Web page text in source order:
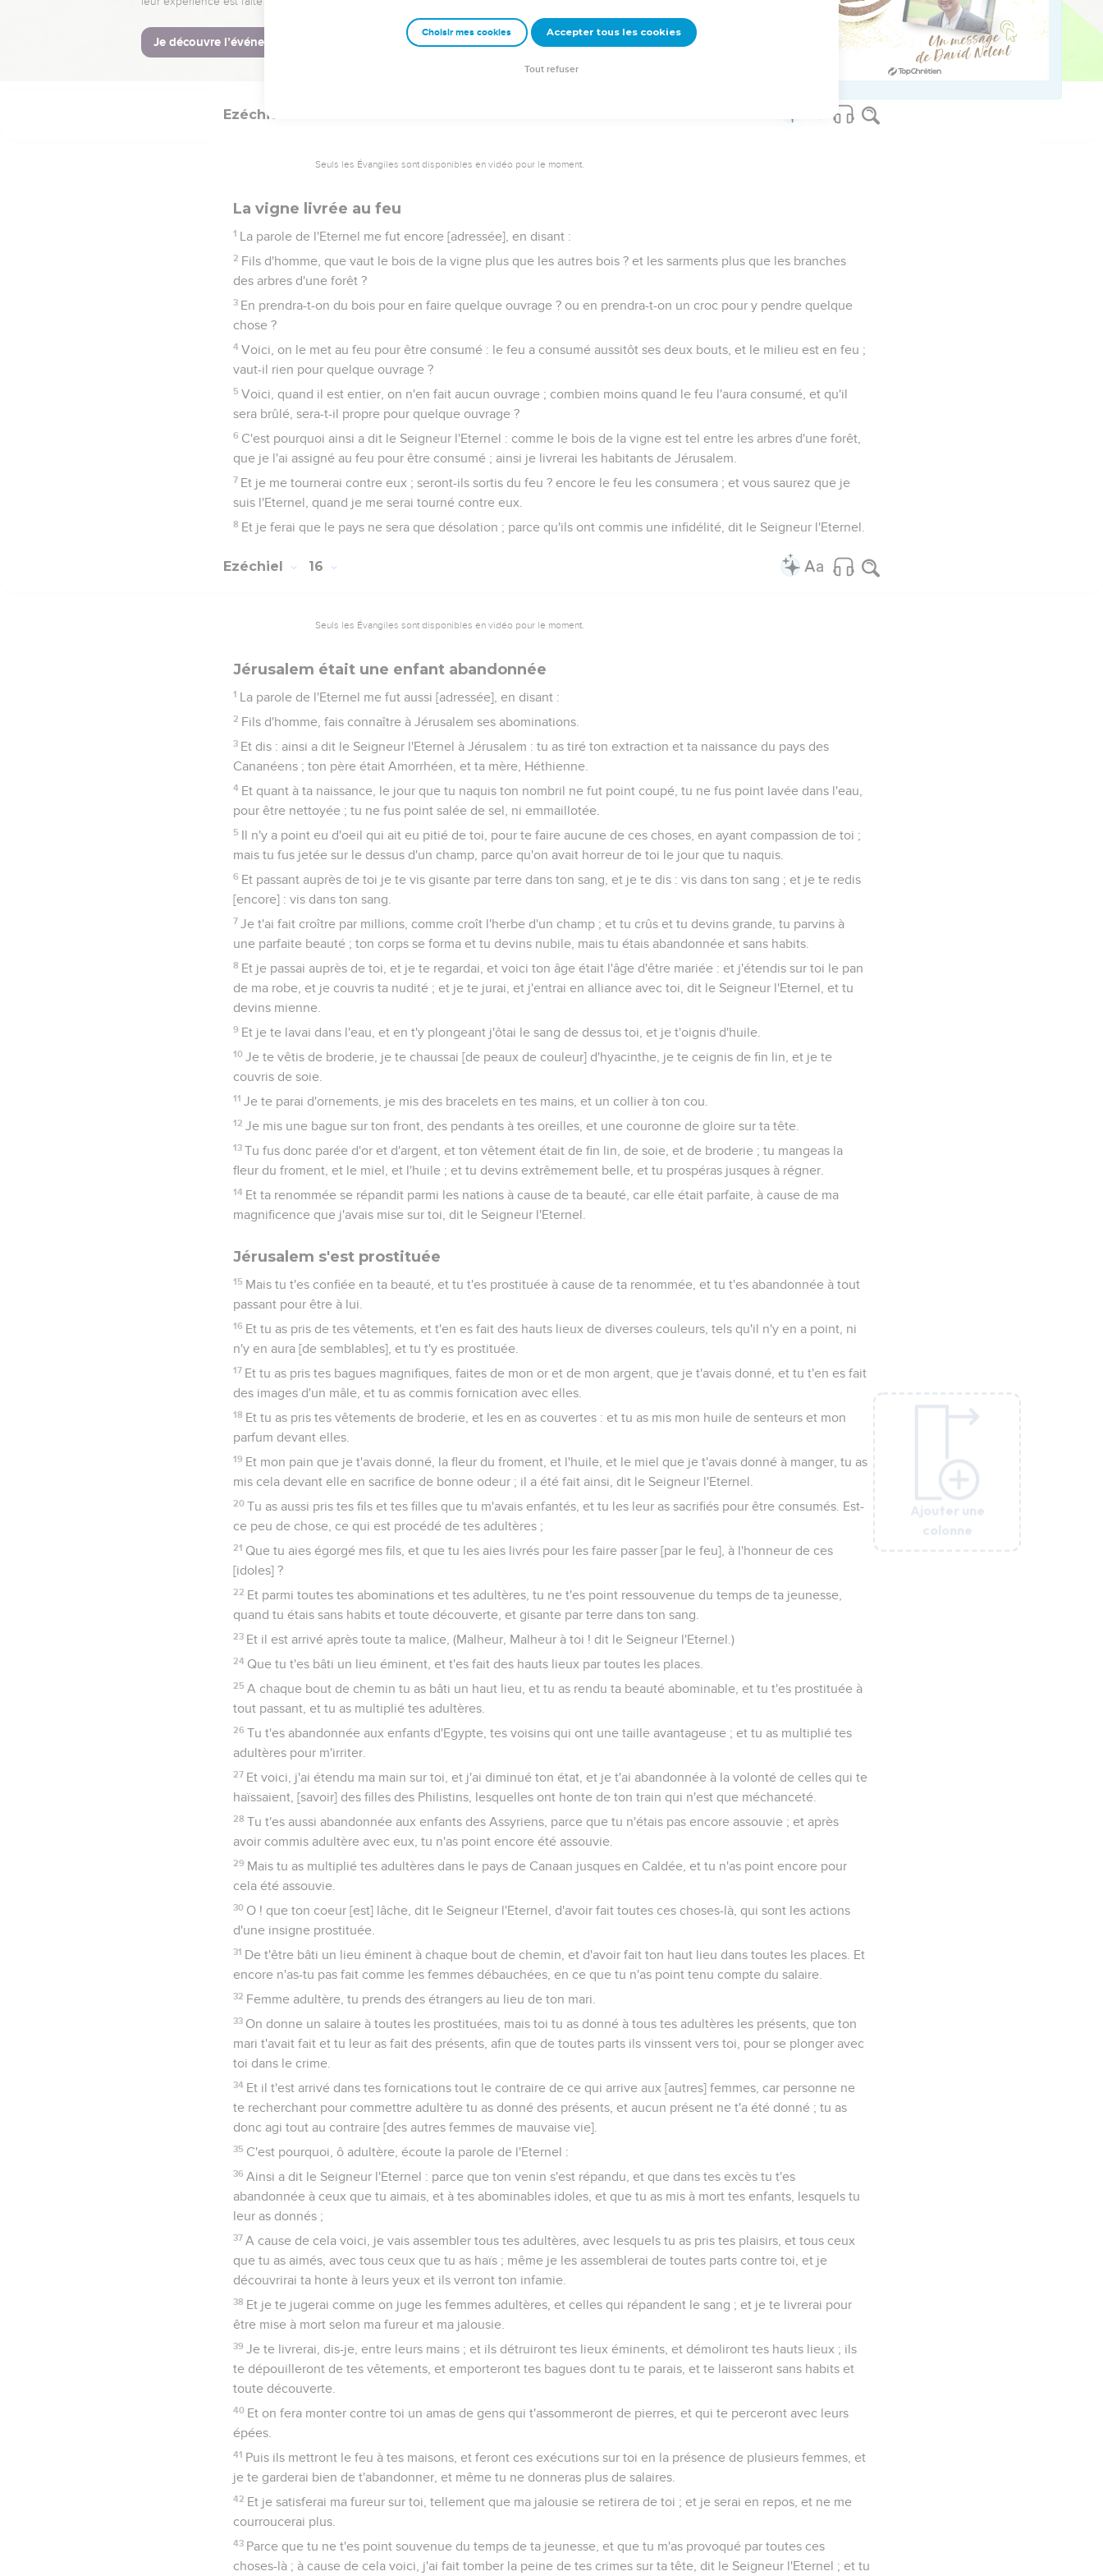
du mal que j'aurai fait venir contre Jérusalem, et de tout ce que j'aurai fait venir sur elle.
23 Vous en serez, dis-je, satisfaits, lorsque vous aurez vu leur train [de vie], et leurs actions ; et vous connaîtrez
que je n'aurai point exécuté sans cause tout ce que j'aurai fait en elle, dit le Seigneur l'Eternel.
Ajouter une
colonne
Ezéchiel
Seuls les Évangiles sont disponibles en vidéo pour le moment.
La vigne livrée au feu
1 La parole de l'Eternel me fut encore [adressée], en disant :
2 Fils d'homme, que vaut le bois de la vigne plus que les autres bois ? et les sarments plus que les branches
des arbres d'une forêt ?
3 En prendra-t-on du bois pour en faire quelque ouvrage ? ou en prendra-t-on un croc pour y pendre quelque
chose ?
4 Voici, on le met au feu pour être consumé : le feu a consumé aussitôt ses deux bouts, et le milieu est en feu ;
vaut-il rien pour quelque ouvrage ?
5 Voici, quand il est entier, on n'en fait aucun ouvrage ; combien moins quand le feu l'aura consumé, et qu'il
sera brûlé, sera-t-il propre pour quelque ouvrage ?
6 C'est pourquoi ainsi a dit le Seigneur l'Eternel : comme le bois de la vigne est tel entre les arbres d'une forêt,
que je l'ai assigné au feu pour être consumé ; ainsi je livrerai les habitants de Jérusalem.
7 Et je me tournerai contre eux ; seront-ils sortis du feu ? encore le feu les consumera ; et vous saurez que je
suis l'Eternel, quand je me serai tourné contre eux.
8 Et je ferai que le pays ne sera que désolation ; parce qu'ils ont commis une infidélité, dit le Seigneur l'Eternel.
Ajouter une
colonne
Ezéchiel 16
Seuls les Évangiles sont disponibles en vidéo pour le moment.
Jérusalem était une enfant abandonnée
1 La parole de l'Eternel me fut aussi [adressée], en disant :
2 Fils d'homme, fais connaître à Jérusalem ses abominations.
3 Et dis : ainsi a dit le Seigneur l'Eternel à Jérusalem : tu as tiré ton extraction et ta naissance du pays des
Cananéens ; ton père était Amorrhéen, et ta mère, Héthienne.
4 Et quant à ta naissance, le jour que tu naquis ton nombril ne fut point coupé, tu ne fus point lavée dans l'eau,
pour être nettoyée ; tu ne fus point salée de sel, ni emmaillotée.
5 Il n'y a point eu d'oeil qui ait eu pitié de toi, pour te faire aucune de ces choses, en ayant compassion de toi ;
mais tu fus jetée sur le dessus d'un champ, parce qu'on avait horreur de toi le jour que tu naquis.
6 Et passant auprès de toi je te vis gisante par terre dans ton sang, et je te dis : vis dans ton sang ; et je te redis
[encore] : vis dans ton sang.
7 Je t'ai fait croître par millions, comme croît l'herbe d'un champ ; et tu crûs et tu devins grande, tu parvins à
une parfaite beauté ; ton corps se forma et tu devins nubile, mais tu étais abandonnée et sans habits.
8 Et je passai auprès de toi, et je te regardai, et voici ton âge était l'âge d'être mariée : et j'étendis sur toi le pan
de ma robe, et je couvris ta nudité ; et je te jurai, et j'entrai en alliance avec toi, dit le Seigneur l'Eternel, et tu
devins mienne.
9 Et je te lavai dans l'eau, et en t'y plongeant j'ôtai le sang de dessus toi, et je t'oignis d'huile.
10 Je te vêtis de broderie, je te chaussai [de peaux de couleur] d'hyacinthe, je te ceignis de fin lin, et je te
couvris de soie.
11 Je te parai d'ornements, je mis des bracelets en tes mains, et un collier à ton cou.
12 Je mis une bague sur ton front, des pendants à tes oreilles, et une couronne de gloire sur ta tête.
13 Tu fus donc parée d'or et d'argent, et ton vêtement était de fin lin, de soie, et de broderie ; tu mangeas la
fleur du froment, et le miel, et l'huile ; et tu devins extrêmement belle, et tu prospéras jusques à régner.
14 Et ta renommée se répandit parmi les nations à cause de ta beauté, car elle était parfaite, à cause de ma
magnificence que j'avais mise sur toi, dit le Seigneur l'Eternel.
Jérusalem s'est prostituée
15 Mais tu t'es confiée en ta beauté, et tu t'es prostituée à cause de ta renommée, et tu t'es abandonnée à tout
passant pour être à lui.
16 Et tu as pris de tes vêtements, et t'en es fait des hauts lieux de diverses couleurs, tels qu'il n'y en a point, ni
n'y en aura [de semblables], et tu t'y es prostituée.
17 Et tu as pris tes bagues magnifiques, faites de mon or et de mon argent, que je t'avais donné, et tu t'en es fait
des images d'un mâle, et tu as commis fornication avec elles.
18 Et tu as pris tes vêtements de broderie, et les en as couvertes : et tu as mis mon huile de senteurs et mon
parfum devant elles.
19 Et mon pain que je t'avais donné, la fleur du froment, et l'huile, et le miel que je t'avais donné à manger, tu as
mis cela devant elle en sacrifice de bonne odeur ; il a été fait ainsi, dit le Seigneur l'Eternel.
20 Tu as aussi pris tes fils et tes filles que tu m'avais enfantés, et tu les leur as sacrifiés pour être consumés. Est-
ce peu de chose, ce qui est procédé de tes adultères ;
21 Que tu aies égorgé mes fils, et que tu les aies livrés pour les faire passer [par le feu], à l'honneur de ces
[idoles] ?
22 Et parmi toutes tes abominations et tes adultères, tu ne t'es point ressouvenue du temps de ta jeunesse,
quand tu étais sans habits et toute découverte, et gisante par terre dans ton sang.
23 Et il est arrivé après toute ta malice, (Malheur, Malheur à toi ! dit le Seigneur l'Eternel.)
24 Que tu t'es bâti un lieu éminent, et t'es fait des hauts lieux par toutes les places.
25 A chaque bout de chemin tu as bâti un haut lieu, et tu as rendu ta beauté abominable, et tu t'es prostituée à
tout passant, et tu as multiplié tes adultères.
26 Tu t'es abandonnée aux enfants d'Egypte, tes voisins qui ont une taille avantageuse ; et tu as multiplié tes
adultères pour m'irriter.
27 Et voici, j'ai étendu ma main sur toi, et j'ai diminué ton état, et je t'ai abandonnée à la volonté de celles qui te
haïssaient, [savoir] des filles des Philistins, lesquelles ont honte de ton train qui n'est que méchanceté.
28 Tu t'es aussi abandonnée aux enfants des Assyriens, parce que tu n'étais pas encore assouvie ; et après
avoir commis adultère avec eux, tu n'as point encore été assouvie.
29 Mais tu as multiplié tes adultères dans le pays de Canaan jusques en Caldée, et tu n'as point encore pour
cela été assouvie.
30 O ! que ton coeur [est] lâche, dit le Seigneur l'Eternel, d'avoir fait toutes ces choses-là, qui sont les actions
d'une insigne prostituée.
31 De t'être bâti un lieu éminent à chaque bout de chemin, et d'avoir fait ton haut lieu dans toutes les places. Et
encore n'as-tu pas fait comme les femmes débauchées, en ce que tu n'as point tenu compte du salaire.
32 Femme adultère, tu prends des étrangers au lieu de ton mari.
33 On donne un salaire à toutes les prostituées, mais toi tu as donné à tous tes adultères les présents, que ton
mari t'avait fait et tu leur as fait des présents, afin que de toutes parts ils vinssent vers toi, pour se plonger avec
toi dans le crime.
34 Et il t'est arrivé dans tes fornications tout le contraire de ce qui arrive aux [autres] femmes, car personne ne
te recherchant pour commettre adultère tu as donné des présents, et aucun présent ne t'a été donné ; tu as
donc agi tout au contraire [des autres femmes de mauvaise vie].
35 C'est pourquoi, ô adultère, écoute la parole de l'Eternel :
36 Ainsi a dit le Seigneur l'Eternel : parce que ton venin s'est répandu, et que dans tes excès tu t'es
abandonnée à ceux que tu aimais, et à tes abominables idoles, et que tu as mis à mort tes enfants, lesquels tu
leur as donnés ;
37 A cause de cela voici, je vais assembler tous tes adultères, avec lesquels tu as pris tes plaisirs, et tous ceux
que tu as aimés, avec tous ceux que tu as haïs ; même je les assemblerai de toutes parts contre toi, et je
découvrirai ta honte à leurs yeux et ils verront ton infamie.
38 Et je te jugerai comme on juge les femmes adultères, et celles qui répandent le sang ; et je te livrerai pour
être mise à mort selon ma fureur et ma jalousie.
39 Je te livrerai, dis-je, entre leurs mains ; et ils détruiront tes lieux éminents, et démoliront tes hauts lieux ; ils
te dépouilleront de tes vêtements, et emporteront tes bagues dont tu te parais, et te laisseront sans habits et
toute découverte.
40 Et on fera monter contre toi un amas de gens qui t'assommeront de pierres, et qui te perceront avec leurs
épées.
41 Puis ils mettront le feu à tes maisons, et feront ces exécutions sur toi en la présence de plusieurs femmes, et
je te garderai bien de t'abandonner, et même tu ne donneras plus de salaires.
42 Et je satisferai ma fureur sur toi, tellement que ma jalousie se retirera de toi ; et je serai en repos, et ne me
courroucerai plus.
43 Parce que tu ne t'es point souvenue du temps de ta jeunesse, et que tu m'as provoqué par toutes ces
choses-là ; à cause de cela voici, j'ai fait tomber la peine de tes crimes sur ta tête, dit le Seigneur l'Eternel ; et tu
Ajouter une
colonne
Ajouter une
colonne
Ajouter une
colonne
Choisir mes cookies Accepter tous les cookies
Tout refuser